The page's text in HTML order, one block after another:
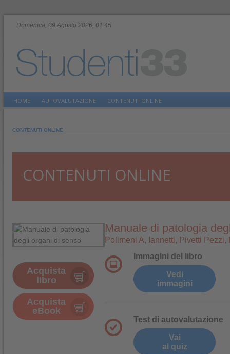
Domenica, 09 Agosto 2026, 01:45
HOME AUTOVALUTAZIONE CONTENUTI ONLINE
CONTENUTI ONLINE
CONTENUTI ONLINE
Acquista
libro
Acquista
eBook
Manuale di patologia
Polimeni A, Iannetti, Pivetti Pezzi,
Immagini del libro
Vedi
immagini
Test di autovalutazione
Vai
al quiz